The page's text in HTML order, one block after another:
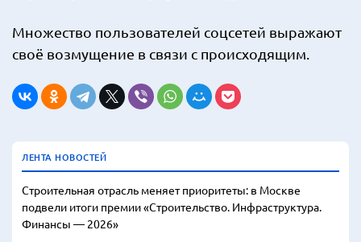
Множество пользователей соцсетей выражают
своё возмущение в связи с происходящим.
ЛЕНТА НОВОСТЕЙ
Строительная отрасль меняет приоритеты: в Москве
подвели итоги премии «Строительство. Инфраструктура.
Финансы — 2026»